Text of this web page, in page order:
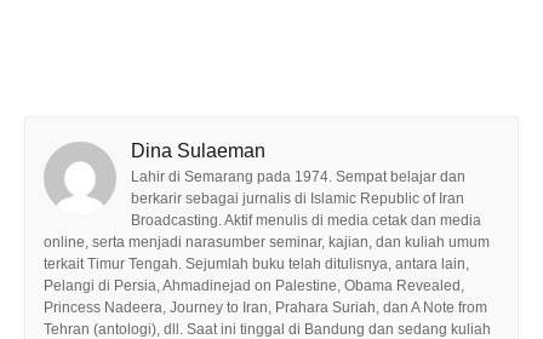
Dina Sulaeman
Lahir di Semarang pada 1974. Sempat belajar dan
berkarir sebagai jurnalis di Islamic Republic of Iran
Broadcasting. Aktif menulis di media cetak dan media
online, serta menjadi narasumber seminar, kajian, dan kuliah umum
terkait Timur Tengah. Sejumlah buku telah ditulisnya, antara lain,
Pelangi di Persia, Ahmadinejad on Palestine, Obama Revealed,
Princess Nadeera, Journey to Iran, Prahara Suriah, dan A Note from
Tehran (antologi), dll. Saat ini tinggal di Bandung dan sedang kuliah